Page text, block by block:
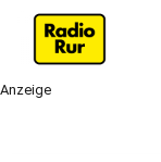
Anzeige